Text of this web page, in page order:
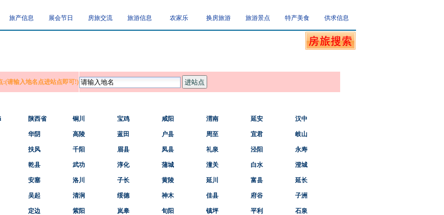
旅产信息 展会节日 房旅交流 旅游信息 农家乐 换房旅游 旅游景点 特产美食 供求信息
:(请输入地名点进站点即可!)
陕西省 铜川 宝鸡 咸阳 渭南 延安 汉中
华阴 高陵 蓝田 户县 周至 宜君 岐山
扶风 千阳 眉县 凤县 礼泉 泾阳 永寿
乾县 武功 淳化 蒲城 潼关 白水 澄城
安塞 洛川 子长 黄陵 延川 富县 延长
吴起 清涧 绥德 神木 佳县 府谷 子洲
定边 紫阳 岚皋 旬阳 镇坪 平利 石泉